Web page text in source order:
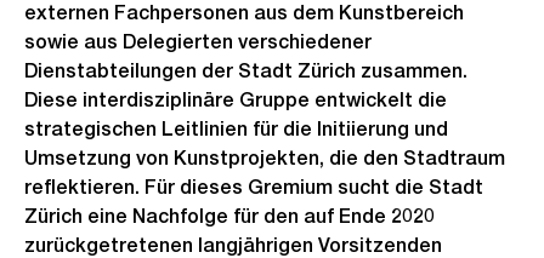
externen Fachpersonen aus dem Kunstbereich
sowie aus Delegierten verschiedener
Dienstabteilungen der Stadt Zürich zusammen.
Diese interdisziplinäre Gruppe entwickelt die
strategischen Leitlinien für die Initiierung und
Umsetzung von Kunstprojekten, die den Stadtraum
reflektieren. Für dieses Gremium sucht die Stadt
Zürich eine Nachfolge für den auf Ende 2020
zurückgetretenen langjährigen Vorsitzenden